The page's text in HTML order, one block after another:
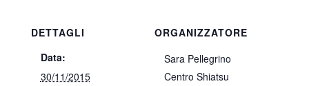
DETTAGLI
Data:
30/11/2015
ORGANIZZATORE
Sara Pellegrino
Centro Shiatsu